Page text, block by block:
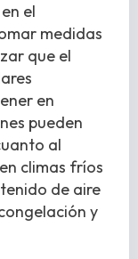
el
medidas
que el
en
pueden
al
climas fríos
de aire
y